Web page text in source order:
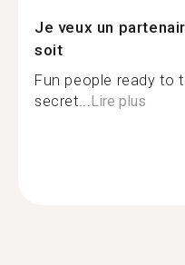
Je veux un
soit
Fun people ready to
secret...Lire plus